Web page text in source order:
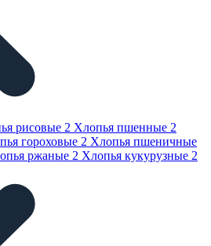
рисовые 2 Хлопья пшенные 2
гороховые 2 Хлопья пшеничные
ржаные 2 Хлопья кукурузные 2